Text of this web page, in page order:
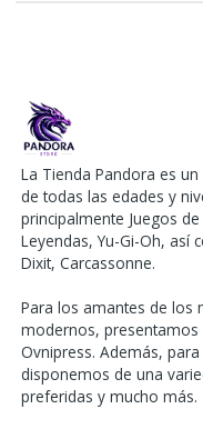
La Tienda Pandora es
de todas las edades y
principalmente Juegos
Leyendas, Yu-Gi-Oh, así
Dixit, Carcassonne.
Para los amantes de los
modernos, presentamos
Ovnipress. Además,
disponemos de una
preferidas y mucho más.